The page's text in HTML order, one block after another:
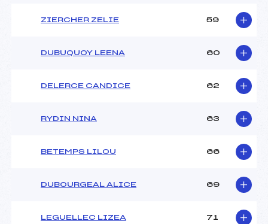
ZIERCHER ZELIE 59
DUBUQUOY LEENA 60
DELERCE CANDICE 62
RYDIN NINA 63
BETEMPS LILOU 66
DUBOURGEAL ALICE 69
LEGUELLEC LIZEA 71